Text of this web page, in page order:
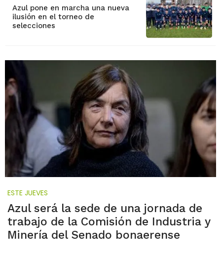
Azul pone en marcha una nueva
ilusión en el torneo de
selecciones
ESTE JUEVES
Azul será la sede de una jornada de
trabajo de la Comisión de Industria y
Minería del Senado bonaerense